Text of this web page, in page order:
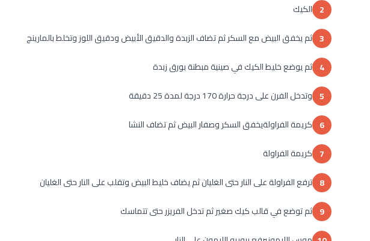
2 الكيك
3 ثم يخفق البيض مع السكر ثم تضاف الزبدة والدقيق الأبيض ودقيق اللوز وتخلط بالمارينج
4 ثم يوضع خليط الكيك في صينية مبطنة بورق زبدة
5 وتدخل الفرن على درجة حرارة 170 درجة لمدة 25 دقيقة
6 كريمة الفراولةيخفق السكر وصفار البيض ثم تضاف النشا
7 كريمة الفراولة
8 ترفع الفراولة على النار حتى الغليان ثم يضاف خليط البيض وتقلب على النار حتى الغليان
9 ثم توضع في قالب كيك صغير ثم تدخل الفريزر حتى تتماسك